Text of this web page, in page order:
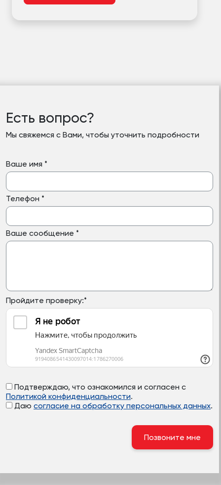
Есть вопрос?
Мы свяжемся с Вами, чтобы уточнить подробности
Ваше имя *
Телефон *
Ваше сообщение *
Пройдите проверку:*
Подтверждаю, что ознакомился и согласен с
Политикой конфиденциальности.
Даю согласие на обработку персональных данных.